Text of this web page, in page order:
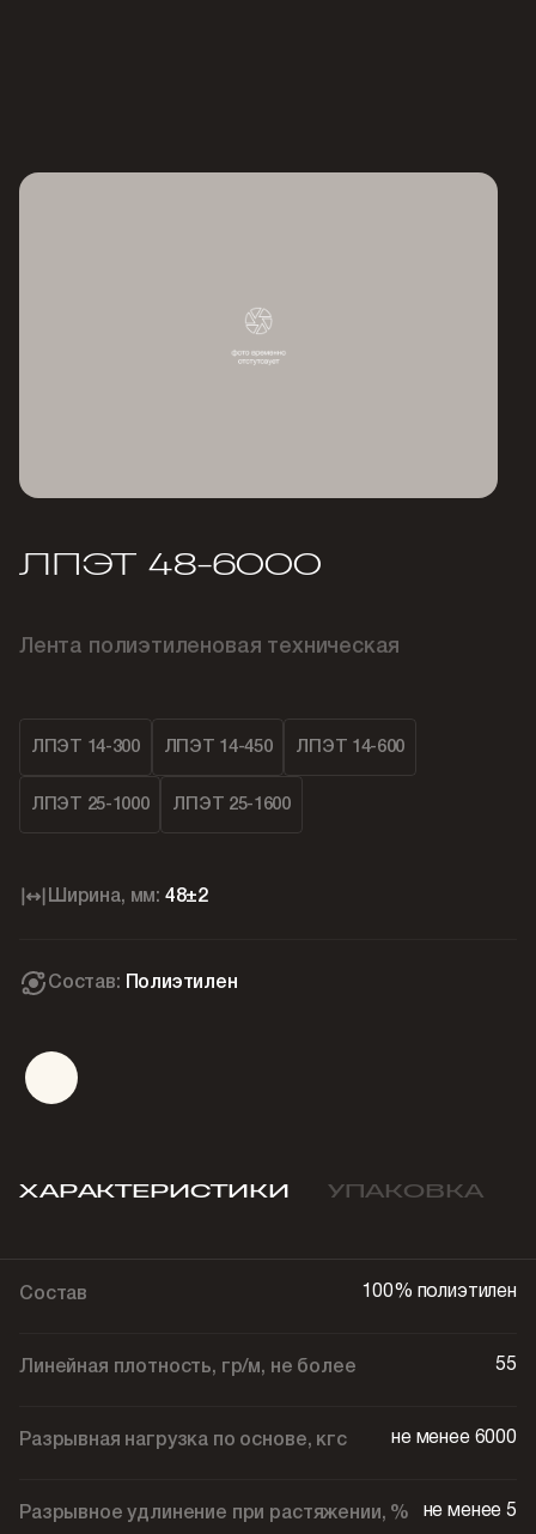
ЛПЭТ 48-6000
Лента полиэтиленовая техническая
ЛПЭТ 14-300 ЛПЭТ 14-450 ЛПЭТ 14-600
ЛПЭТ 25-1000 ЛПЭТ 25-1600
Ширина, мм: 48±2
Состав: Полиэтилен
ХАРАКТЕРИСТИКИ УПАКОВКА
Состав 100% полиэтилен
Линейная плотность, гр/м, не более 55
Разрывная нагрузка по основе, кгс не менее 6000
Разрывное удлинение при растяжении, % не менее 5